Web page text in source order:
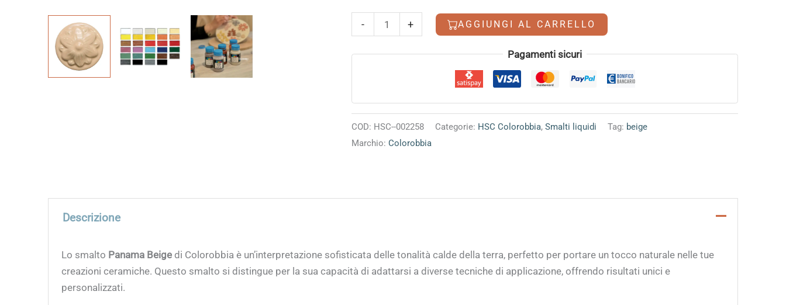
era:
8,20 €.
è:
7,40 €.
-
Panama
Beige
quantità
+ AGGIUNGI AL CARRELLO
Alternative: Pagamenti sicuri
COD: HSC--002258 Categorie: HSC Colorobbia,Smalti liquidi Tag: beige
Marchio:Colorobbia
Descrizione
Lo smalto Panama Beige di Colorobbia è un’interpretazione sofisticata delle tonalità calde della terra, perfetto per portare un tocco naturale nelle tue
creazioni ceramiche. Questo smalto si distingue per la sua capacità di adattarsi a diverse tecniche di applicazione, offrendo risultati unici e
personalizzati.